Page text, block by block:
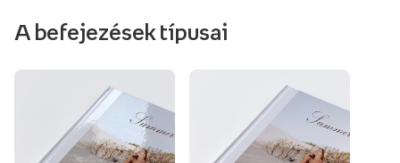
A befejezések típusai